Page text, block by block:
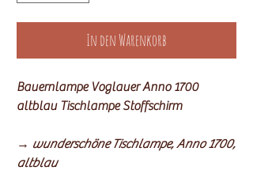
In den Warenkorb
Bauernlampe Voglauer Anno 1700
altblau Tischlampe Stoffschirm
→ wunderschöne Tischlampe, Anno 1700,
altblau